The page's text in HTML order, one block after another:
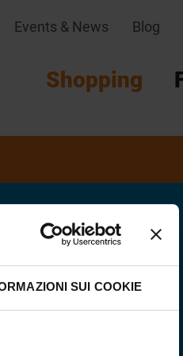
SUI COOKIE
Events & News Blog
Shopping